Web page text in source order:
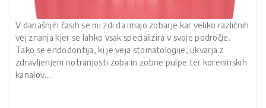
V današnjih časih se mi zdi da imajo zobarje kar veliko različnih
vej znanja kjer se lahko vsak specializira v svoje področje.
Tako se endodontija, ki je veja stomatologije, ukvarja z
zdravljenjem notranjosti zoba in zobne pulpe ter koreninskih
kanalov.…